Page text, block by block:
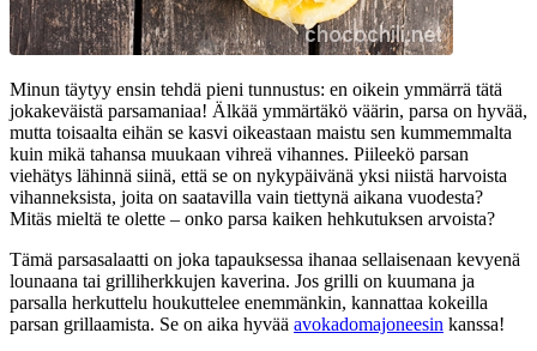
Minun täytyy ensin tehdä pieni tunnustus: en oikein ymmärrä tätä
jokakeväistä parsamaniaa! Älkää ymmärtäkö väärin, parsa on hyvää,
mutta toisaalta eihän se kasvi oikeastaan maistu sen kummemmalta
kuin mikä tahansa muukaan vihreä vihannes. Piileekö parsan
viehätys lähinnä siinä, että se on nykypäivänä yksi niistä harvoista
vihanneksista, joita on saatavilla vain tiettynä aikana vuodesta?
Mitäs mieltä te olette – onko parsa kaiken hehkutuksen arvoista?
Tämä parsasalaatti on joka tapauksessa ihanaa sellaisenaan kevyenä
lounaana tai grilliherkkujen kaverina. Jos grilli on kuumana ja
parsalla herkuttelu houkuttelee enemmänkin, kannattaa kokeilla
parsan grillaamista. Se on aika hyvää avokadomajoneesin kanssa!